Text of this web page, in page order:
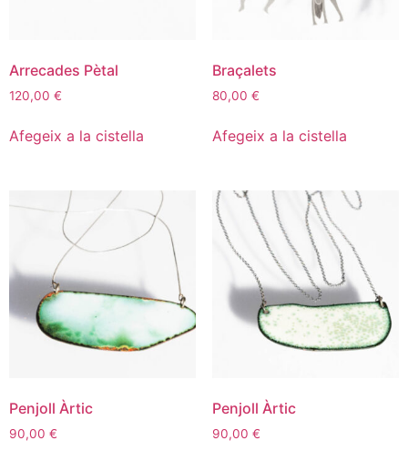
Arrecades Pètal
120,00 €
Afegeix a la cistella
Braçalets
80,00 €
Afegeix a la cistella
Penjoll Àrtic
90,00 €
Penjoll Àrtic
90,00 €